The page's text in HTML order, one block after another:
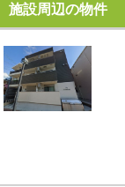
施設周辺の物件